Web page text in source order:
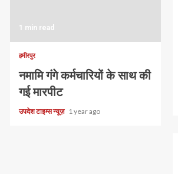
1 min read
हमीरपुर
नमामि गंगे कर्मचारियों के साथ की
गई मारपीट
उपदेश टाइम्स न्यूज़ 1 year ago